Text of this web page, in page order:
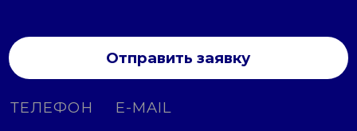
Отправить заявку
ТЕЛЕФОН E-MAIL